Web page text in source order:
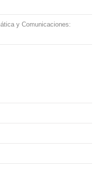
y Comunicaciones: